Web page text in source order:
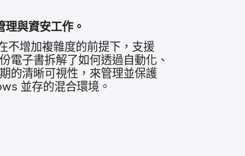
理​與​資安​工作。
不​增加​複​雜度​的​前​提下，​支援​
電子書​拆​解​了​如何​透過​自動化、​
的​清晰​可​視性，​來​管理​並​保護
並​存​的​混合​環境。